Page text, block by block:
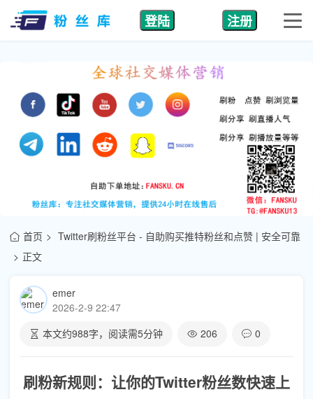
登陆 注册
首页
Twitter刷粉丝平台 - 自助购买推特粉丝和点赞 | 安全可靠
正文
emer
2026-2-9 22:47
本文约988字，阅读需5分钟 206 0
刷粉新规则：让你的Twitter粉丝数快速上